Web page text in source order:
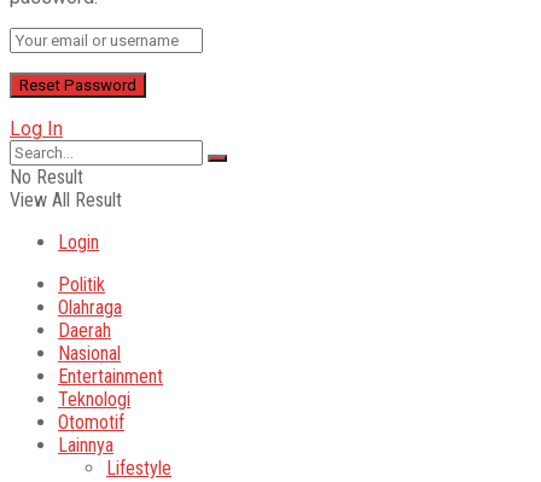
Log In
No Result
View All Result
Login
Politik
Olahraga
Daerah
Nasional
Entertainment
Teknologi
Otomotif
Lainnya
Lifestyle